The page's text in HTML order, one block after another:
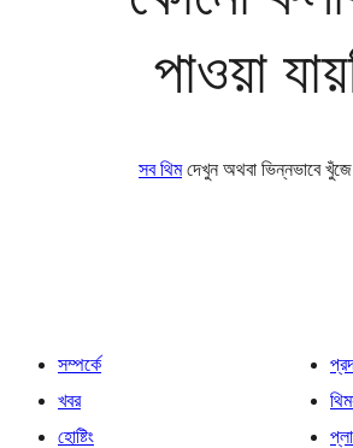
পাওয়া
সব থিমদেখুন অথবা ভিন্নভাবে
সম্পর্কে
খবর
হোষ্টিং